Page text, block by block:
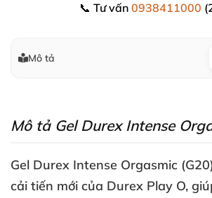
📞 Tư vấn 0938411000
Mô tả
Mô tả Gel Durex Intense
Gel Durex Intense Orgasmic
cải tiến mới của Durex Play O,